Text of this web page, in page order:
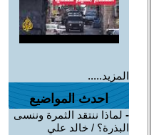
المزيد.....
احدث المواضيع
- لماذا ننتقد الثمرة وننسى
البذرة؟ / خالد علي